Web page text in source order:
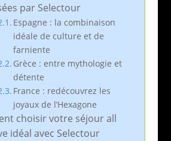
par Selectour
Espagne : la combinaison
idéale de culture et de
farniente
Grèce : entre mythologie et
détente
France : redécouvrez les
joyaux de l’Hexagone
choisir votre séjour all
idéal avec Selectour